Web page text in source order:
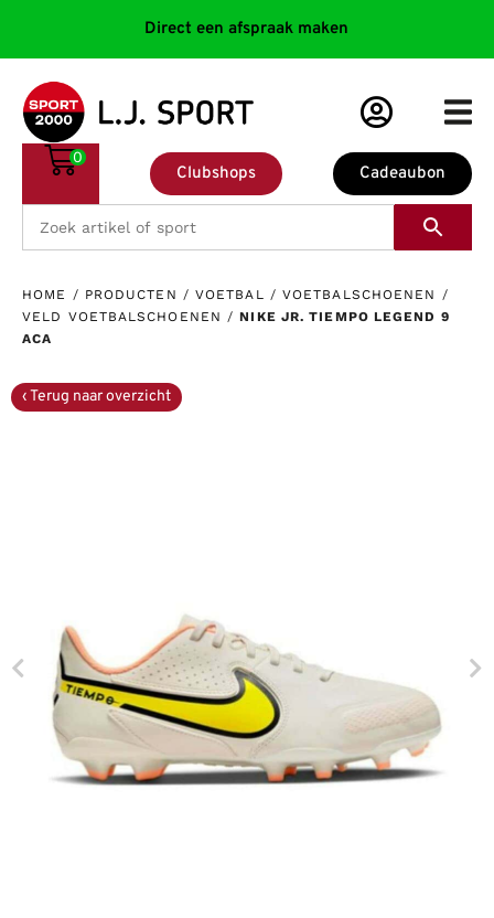
Direct een afspraak maken
Cadeaubon
Clubshops
0
HOME / PRODUCTEN / VOETBAL / VOETBALSCHOENEN /
VELD VOETBALSCHOENEN /NIKE JR. TIEMPO LEGEND 9
ACA